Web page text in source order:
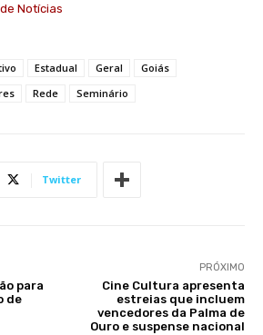
Notícias
Estadual Geral
Goiás
Rede Seminário
Twitter
para
de
PRÓXIMO
Cine Cultura apresenta
estreias que incluem
vencedores da Palma de
Ouro e suspense nacional